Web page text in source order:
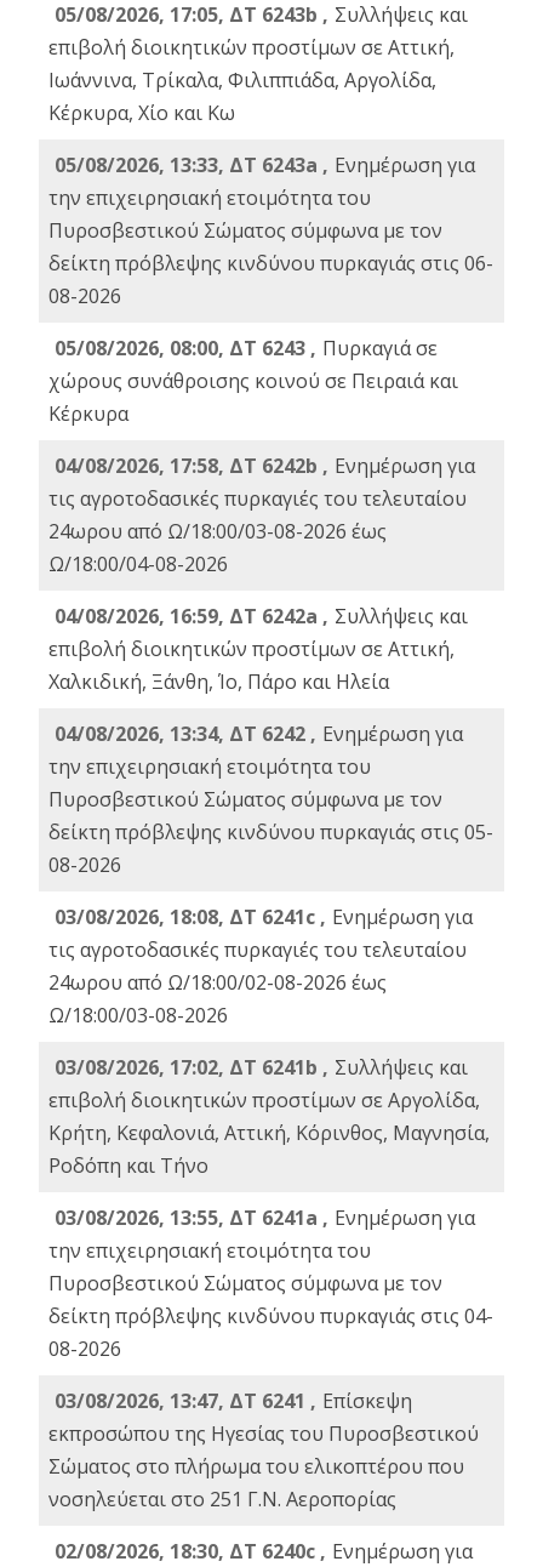
05/08/2026, 17:05, ΔΤ 6243b , Συλλήψεις και
επιβολή διοικητικών προστίμων σε Αττική,
Ιωάννινα, Τρίκαλα, Φιλιππιάδα, Αργολίδα,
Κέρκυρα, Χίο και Κω
05/08/2026, 13:33, ΔΤ 6243a , Ενημέρωση για
την επιχειρησιακή ετοιμότητα του
Πυροσβεστικού Σώματος σύμφωνα με τον
δείκτη πρόβλεψης κινδύνου πυρκαγιάς στις 06-
08-2026
05/08/2026, 08:00, ΔΤ 6243 , Πυρκαγιά σε
χώρους συνάθροισης κοινού σε Πειραιά και
Κέρκυρα
04/08/2026, 17:58, ΔΤ 6242b , Ενημέρωση για
τις αγροτοδασικές πυρκαγιές του τελευταίου
24ωρου από Ω/18:00/03-08-2026 έως
Ω/18:00/04-08-2026
04/08/2026, 16:59, ΔΤ 6242a , Συλλήψεις και
επιβολή διοικητικών προστίμων σε Αττική,
Χαλκιδική, Ξάνθη, Ίο, Πάρο και Ηλεία
04/08/2026, 13:34, ΔΤ 6242 , Ενημέρωση για
την επιχειρησιακή ετοιμότητα του
Πυροσβεστικού Σώματος σύμφωνα με τον
δείκτη πρόβλεψης κινδύνου πυρκαγιάς στις 05-
08-2026
03/08/2026, 18:08, ΔΤ 6241c , Ενημέρωση για
τις αγροτοδασικές πυρκαγιές του τελευταίου
24ωρου από Ω/18:00/02-08-2026 έως
Ω/18:00/03-08-2026
03/08/2026, 17:02, ΔΤ 6241b , Συλλήψεις και
επιβολή διοικητικών προστίμων σε Αργολίδα,
Κρήτη, Κεφαλονιά, Αττική, Κόρινθος, Μαγνησία,
Ροδόπη και Τήνο
03/08/2026, 13:55, ΔΤ 6241a , Ενημέρωση για
την επιχειρησιακή ετοιμότητα του
Πυροσβεστικού Σώματος σύμφωνα με τον
δείκτη πρόβλεψης κινδύνου πυρκαγιάς στις 04-
08-2026
03/08/2026, 13:47, ΔΤ 6241 , Επίσκεψη
εκπροσώπου της Ηγεσίας του Πυροσβεστικού
Σώματος στο πλήρωμα του ελικοπτέρου που
νοσηλεύεται στο 251 Γ.Ν. Αεροπορίας
02/08/2026, 18:30, ΔΤ 6240c , Ενημέρωση για